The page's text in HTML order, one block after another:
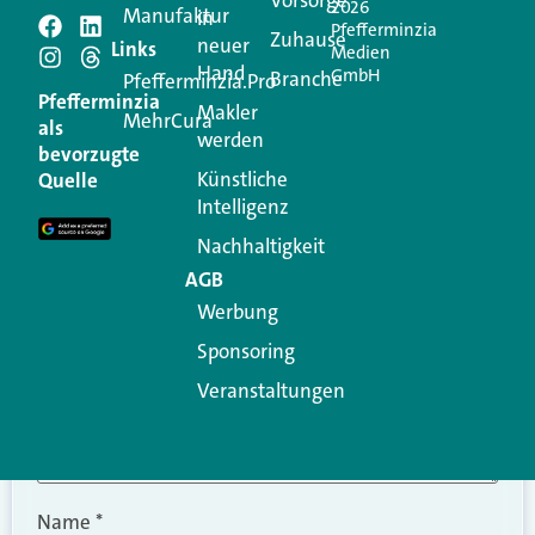
Schreiben Sie einen
Kommentar
Ihre E-Mail-Adresse wird nicht veröffentlicht.
Erforderliche Felder sind mit
Kommentar
Name *
Pfefferminzia
als
bevorzugte
Quelle
Manufaktur
Links
Pfefferminzia.Pro
MehrCura
in
neuer
Hand
Makler
werden
Künstliche
Intelligenz
Nachhaltigkeit
AGB
Werbung
Sponsoring
Veranstaltungen
Zuhause
Branche
2026
Pfefferminzia
Medien
GmbH